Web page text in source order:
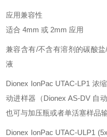
应用兼容性
适合 4mm 或 2mm 应用
兼容含有/不含有溶剂的碳酸
液
Dionex IonPac UTAC-LP1 浓
动进样器（Dionex AS‑DV 自
也可与加压瓶或者单活塞样品
Dionex IonPac UTAC-ULP1